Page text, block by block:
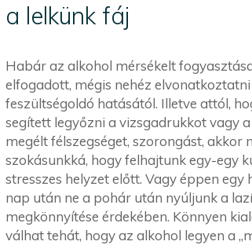
a lelkünk fáj
Habár az alkohol mérsékelt
elfogadott, mégis nehéz
feszültségoldó hatásától. Illetve attól,
segített legyőzni a vizsgadrukkot vagy
megélt félszegséget, szorongást, akkor
szokásunkká, hogy felhajtunk egy-egy
stresszes helyzet előtt. Vagy éppen egy
nap után ne a pohár után nyúljunk a
megkönnyítése érdekében. Könnyen
válhat tehát, hogy az alkohol legyen a